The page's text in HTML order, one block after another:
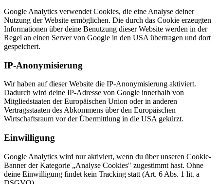
Google Analytics verwendet Cookies, die eine Analyse deiner
Nutzung der Website ermöglichen. Die durch das Cookie erzeugten
Informationen über deine Benutzung dieser Website werden in der
Regel an einen Server von Google in den USA übertragen und dort
gespeichert.
IP-Anonymisierung
Wir haben auf dieser Website die IP-Anonymisierung aktiviert.
Dadurch wird deine IP-Adresse von Google innerhalb von
Mitgliedstaaten der Europäischen Union oder in anderen
Vertragsstaaten des Abkommens über den Europäischen
Wirtschaftsraum vor der Übermittlung in die USA gekürzt.
Einwilligung
Google Analytics wird nur aktiviert, wenn du über unseren Cookie-
Banner der Kategorie „Analyse Cookies" zugestimmt hast. Ohne
deine Einwilligung findet kein Tracking statt (Art. 6 Abs. 1 lit. a